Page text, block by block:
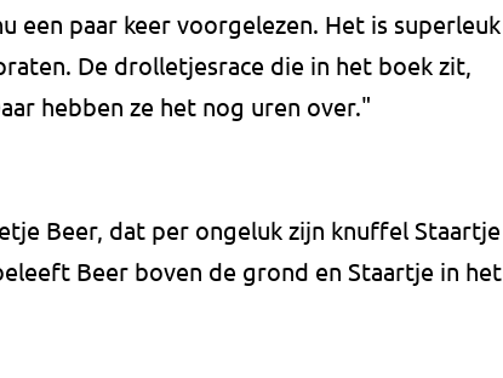
een paar keer voorgelezen. Het is superleuk
De drolletjesrace die in het boek zit,
hebben ze het nog uren over."
Beer, dat per ongeluk zijn knuffel Staartje
Beer boven de grond en Staartje in het